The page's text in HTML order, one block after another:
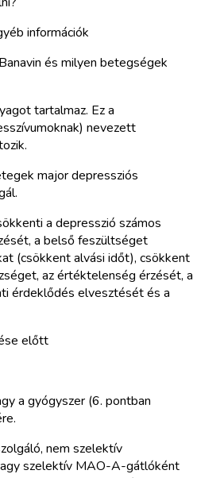
információk
és milyen betegségek
tartalmaz. Ez a
nevezett
major depressziós
a depresszió számos
a belső feszültséget
(csökkent alvási időt), csökkent
az értéktelenség érzését, a
érdeklődés elvesztését és a
előtt
a gyógyszer (6. pontban
nem szelektív
szelektív MAO-A-gátlóként